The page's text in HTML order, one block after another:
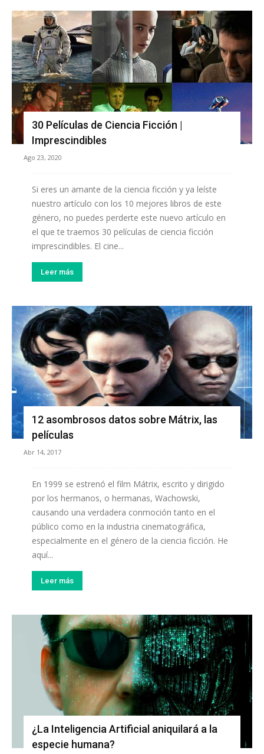
30 Películas de Ciencia Ficción |
Imprescindibles
Ago 23, 2020
Si eres un amante de la ciencia ficción y ya leíste
nuestro artículo con los 10 mejores libros de este
género, no puedes perderte este nuevo artículo en
el que te traemos 30 películas de ciencia ficción
imprescindibles. El cine...
Leer más
12 asombrosos datos sobre Mátrix, las
películas
Abr 14, 2017
En 1999 se estrenó el film Mátrix, escrito y dirigido
por los hermanos, o hermanas, Wachowski,
causando una verdadera conmoción tanto en el
público como en la industria cinematográfica,
especialmente en el género de la ciencia ficción. He
aquí...
Leer más
¿La Inteligencia Artificial aniquilará a la
especie humana?